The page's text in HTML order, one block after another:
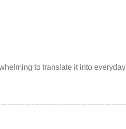
to translate it into everyday